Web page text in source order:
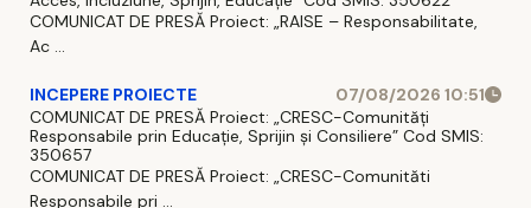
COMUNICAT DE PRESĂ Proiect: „RAISE – Responsabilitate,
Ac ...
INCEPERE PROIECTE
07/08/2026 10:51
COMUNICAT DE PRESĂ Proiect: „CRESC-Comunități
Responsabile prin Educație, Sprijin și Consiliere” Cod SMIS:
350657
COMUNICAT DE PRESĂ Proiect: „CRESC-Comunităti
Responsabile pri ...